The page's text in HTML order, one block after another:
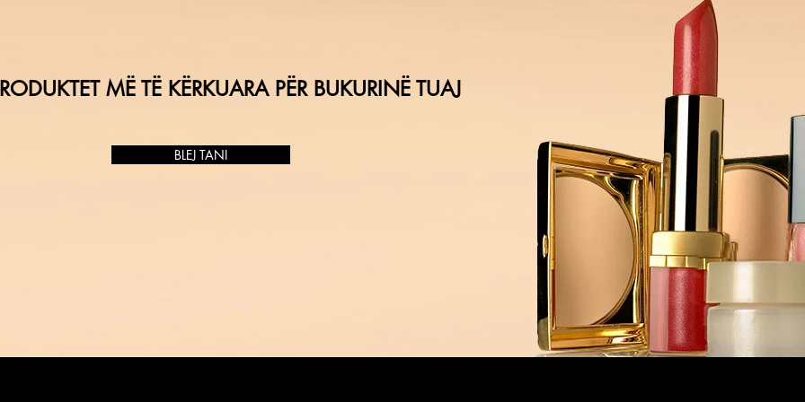
MË TË KËRKUARA PËR BUKURINË TUAJ
BLEJ TANI